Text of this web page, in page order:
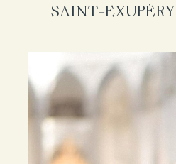
SAINT-EXUPÉRY